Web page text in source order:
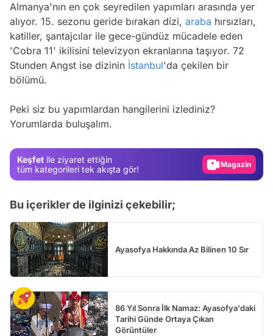
Almanya'nın en çok seyredilen yapımları arasında yer
alıyor. 15. sezonu geride bırakan dizi, araba hırsızları,
katiller, şantajcılar ile gece-gündüz mücadele eden
'Cobra 11' ikilisini televizyon ekranlarına taşıyor. 72
Stunden Angst ise dizinin İstanbul'da çekilen bir
bölümü.
Peki siz bu yapımlardan hangilerini izlediniz?
Yorumlarda buluşalım.
Keşfet ile ziyaret ettiğin
tüm kategorileri tek akışta gör!
Video
Bu içerikler de ilginizi çekebilir;
Ayasofya Hakkında Az Bilinen 10 Sır
86 Yıl Sonra İlk Namaz: Ayasofya'daki
Tarihi Günde Ortaya Çıkan
Görüntüler